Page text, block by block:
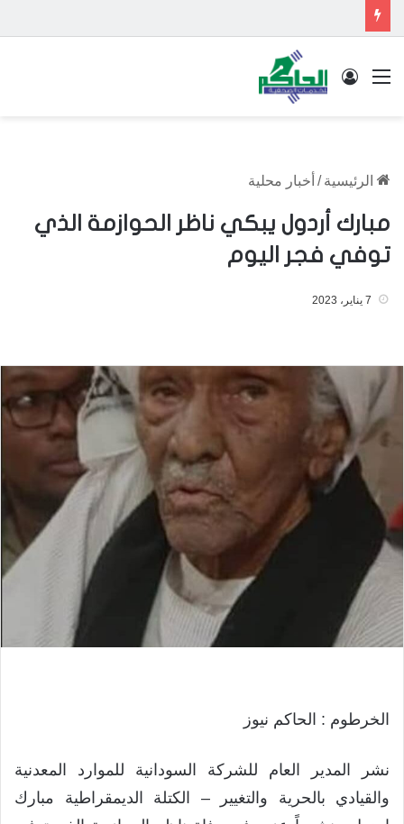
القائمة تسجيل الدخول
الرئيسية / أخبار محلية
مبارك أردول يبكي ناظر الحوازمة الذي
توفي فجر اليوم
7 يناير، 2023
الخرطوم : الحاكم نيوز
نشر المدير العام للشركة السودانية للموارد المعدنية
والقيادي بالحرية والتغيير – الكتلة الديمقراطية مبارك